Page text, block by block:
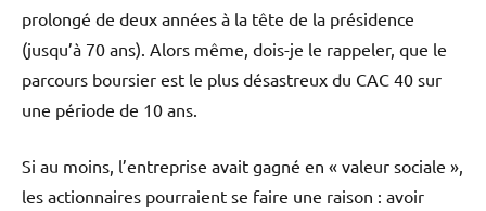
prolongé de deux années à la tête de la présidence
(jusqu’à 70 ans). Alors même, dois-je le rappeler, que le
parcours boursier est le plus désastreux du CAC 40 sur
une période de 10 ans.
Si au moins, l’entreprise avait gagné en « valeur sociale »,
les actionnaires pourraient se faire une raison : avoir